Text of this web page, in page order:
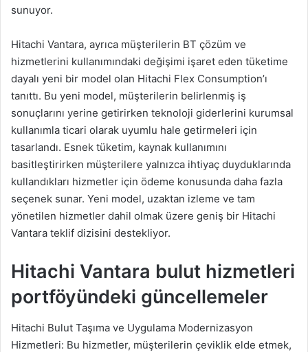
sunuyor.
Hitachi Vantara, ayrıca müşterilerin BT çözüm ve
hizmetlerini kullanımındaki değişimi işaret eden tüketime
dayalı yeni bir model olan Hitachi Flex Consumption’ı
tanıttı. Bu yeni model, müşterilerin belirlenmiş iş
sonuçlarını yerine getirirken teknoloji giderlerini kurumsal
kullanımla ticari olarak uyumlu hale getirmeleri için
tasarlandı. Esnek tüketim, kaynak kullanımını
basitleştirirken müşterilere yalnızca ihtiyaç duyduklarında
kullandıkları hizmetler için ödeme konusunda daha fazla
seçenek sunar. Yeni model, uzaktan izleme ve tam
yönetilen hizmetler dahil olmak üzere geniş bir Hitachi
Vantara teklif dizisini destekliyor.
Hitachi Vantara bulut hizmetleri
portföyündeki güncellemeler
Hitachi Bulut Taşıma ve Uygulama Modernizasyon
Hizmetleri: Bu hizmetler, müşterilerin çeviklik elde etmek,